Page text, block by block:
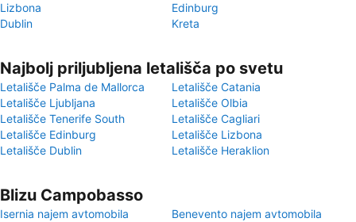
Lizbona
Edinburg
Dublin
Kreta
Najbolj priljubljena letališča po svetu
Letališče Palma de Mallorca
Letališče Catania
Letališče Ljubljana
Letališče Olbia
Letališče Tenerife South
Letališče Cagliari
Letališče Edinburg
Letališče Lizbona
Letališče Dublin
Letališče Heraklion
Blizu Campobasso
Isernia najem avtomobila
Benevento najem avtomobila